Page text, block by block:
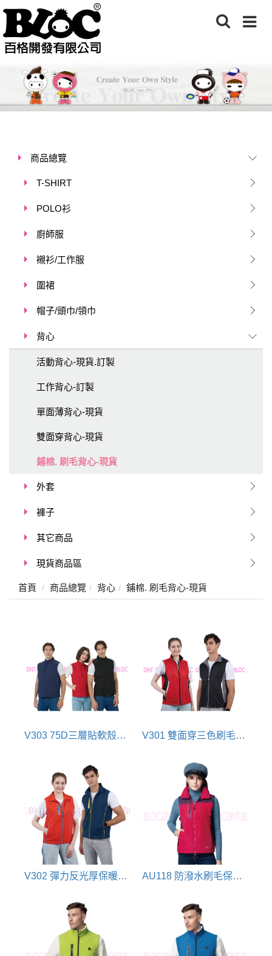
商品總覽
T-SHIRT
POLO衫
廚師服
襯衫/工作服
圍裙
帽子/頭巾/領巾
背心
活動背心-現貨.訂製
工作背心-訂製
單面薄背心-現貨
雙面穿背心-現貨
鋪棉. 刷毛背心-現貨
外套
褲子
其它商品
現貨商品區
首頁 商品總覽 背心 鋪棉. 刷毛背心-現貨
V303 75D三層貼軟殼保暖背心(紅色/黑色/丈青) V301 雙面穿三色刷毛保暖背心(黑/紅)
V302 彈力反光厚保暖背心(亮橘配彩藍/深藍配亮黃) AU118 防潑水刷毛保暖背心-桃紅(可組合)